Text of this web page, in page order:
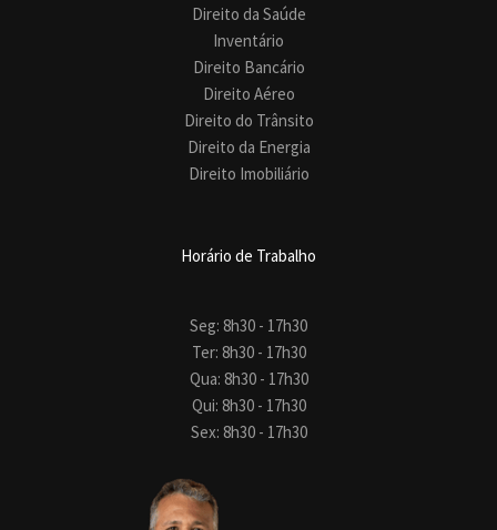
Direito da Saúde
Inventário
Direito Bancário
Direito Aéreo
Direito do Trânsito
Direito da Energia
Direito Imobiliário
Horário de Trabalho
Seg: 8h30 - 17h30
Ter: 8h30 - 17h30
Qua: 8h30 - 17h30
Qui: 8h30 - 17h30
Sex: 8h30 - 17h30